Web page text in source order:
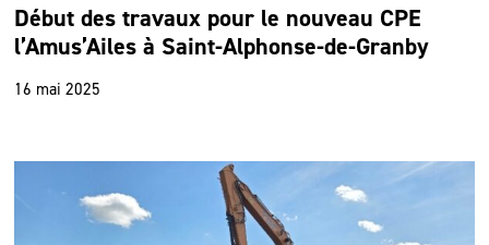
Début des travaux pour le nouveau CPE
l’Amus’Ailes à Saint-Alphonse-de-Granby
16 mai 2025